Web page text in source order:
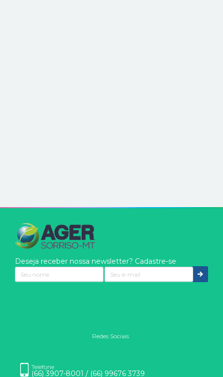
Deseja receber nossa newsletter? Cadastre-se
Redes Sociais
Telefone
(66) 3907-8001 / (66) 99676 3739
Eles são usados para aprimorar a sua experiência. Ao clicar